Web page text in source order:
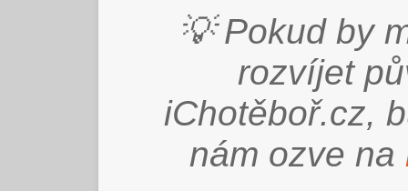
💡 Pokud by
rozvíjet
iChotěboř.cz,
nám ozve na